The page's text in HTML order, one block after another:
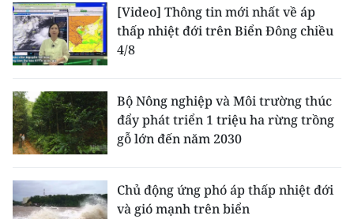
[Video] Thông tin mới nhất về áp
thấp nhiệt đới trên Biển Đông chiều
4/8
Bộ Nông nghiệp và Môi trường thúc
đẩy phát triển 1 triệu ha rừng trồng
gỗ lớn đến năm 2030
Chủ động ứng phó áp thấp nhiệt đới
và gió mạnh trên biển